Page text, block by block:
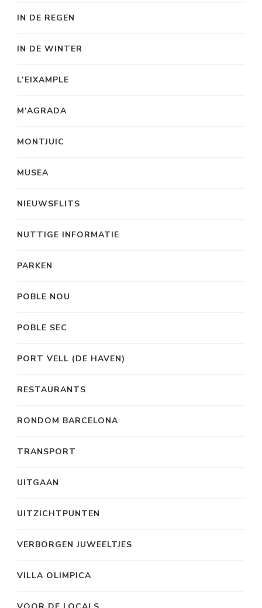
IN DE REGEN
IN DE WINTER
L’EIXAMPLE
M’AGRADA
MONTJUIC
MUSEA
NIEUWSFLITS
NUTTIGE INFORMATIE
PARKEN
POBLE NOU
POBLE SEC
PORT VELL (DE HAVEN)
RESTAURANTS
RONDOM BARCELONA
TRANSPORT
UITGAAN
UITZICHTPUNTEN
VERBORGEN JUWEELTJES
VILLA OLIMPICA